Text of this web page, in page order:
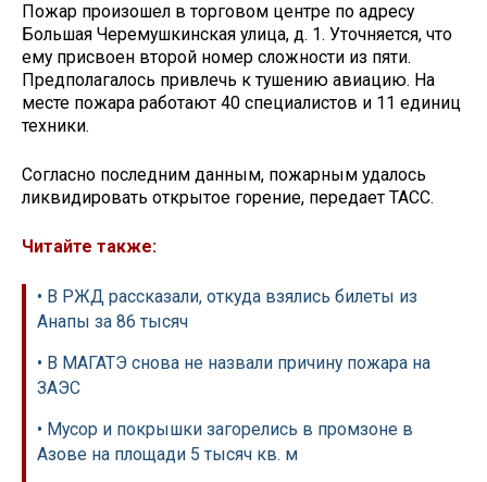
Пожар произошел в торговом центре по адресу
Большая Черемушкинская улица, д. 1. Уточняется, что
ему присвоен второй номер сложности из пяти.
Предполагалось привлечь к тушению авиацию. На
месте пожара работают 40 специалистов и 11 единиц
техники.
Согласно последним данным, пожарным удалось
ликвидировать открытое горение, передает ТАСС.
Читайте также:
• В РЖД рассказали, откуда взялись билеты из
Анапы за 86 тысяч
• В МАГАТЭ снова не назвали причину пожара на
ЗАЭС
• Мусор и покрышки загорелись в промзоне в
Азове на площади 5 тысяч кв. м